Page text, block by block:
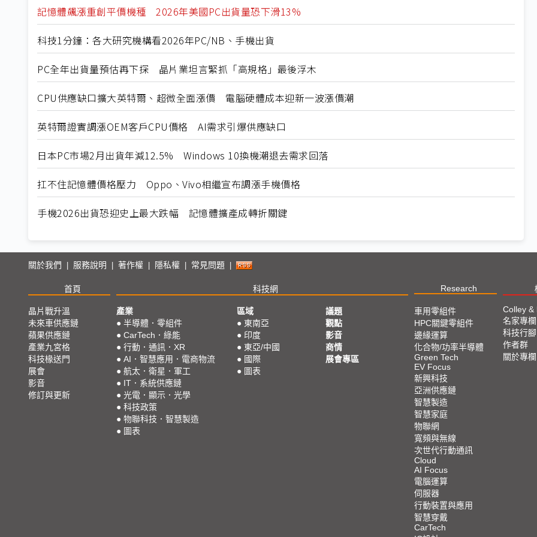
記憶體飆漲重創平價機種 2026年美國PC出貨量恐下滑13%
科技1分鐘：各大研究機構看2026年PC/NB、手機出貨
PC全年出貨量預估再下探 晶片業坦言緊抓「高規格」最後浮木
CPU供應缺口擴大英特爾、超微全面漲價 電腦硬體成本迎新一波漲價潮
英特爾證實調漲OEM客戶CPU價格 AI需求引爆供應缺口
日本PC市場2月出貨年減12.5% Windows 10換機潮退去需求回落
扛不住記憶體價格壓力 Oppo、Vivo相繼宣布調漲手機價格
手機2026出貨恐迎史上最大跌幅 記憶體擴產成轉折關鍵
關於我們 服務說明 著作權 隱私權 常見問題
首頁 科技網 Research
晶片戰升溫
未來車供應鏈
蘋果供應鏈
產業九宮格
科技椽送門
展會
影音
修訂與更新
產業
● 半導體．零組件
● CarTech．綠能
● 行動．通訊．XR
● AI．智慧應用．電商物流
● 航太．衛星．軍工
● IT．系統供應鏈
● 光電．顯示．光學
● 科技政策
● 物聯科技．智慧製造
● 圖表
區域
● 東南亞
● 印度
● 東亞/中國
● 國際
● 圖表
議題
觀點
影音
商情
展會專區
車用零組件
HPC關鍵零組件
邊緣運算
化合物/功率半導體
Green Tech
EV Focus
新興科技
亞洲供應鏈
智慧製造
智慧家庭
物聯網
寬頻與無線
次世代行動通訊
Cloud
AI Focus
電腦運算
伺服器
行動裝置與應用
智慧穿戴
CarTech
Colley &
名家專欄
科技行腳
作者群
關於專欄